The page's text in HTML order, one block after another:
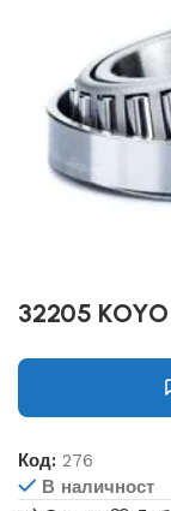
32205 KOYO
Код:276
В наличност